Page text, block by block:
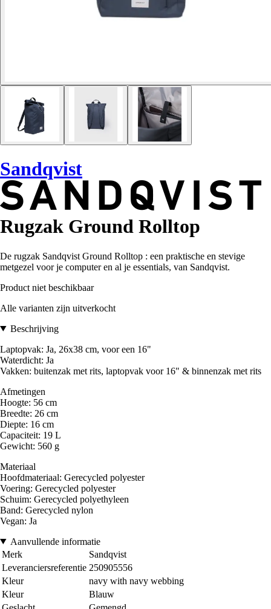
Sandqvist
Rugzak Ground Rolltop
De rugzak Sandqvist Ground Rolltop : een praktische en stevige
metgezel voor je computer en al je essentials, van Sandqvist.
Product niet beschikbaar
Alle varianten zijn uitverkocht
Beschrijving
Laptopvak: Ja, 26x38 cm, voor een 16"
Waterdicht: Ja
Vakken: buitenzak met rits, laptopvak voor 16" & binnenzak met rits
Afmetingen
Hoogte: 56 cm
Breedte: 26 cm
Diepte: 16 cm
Capaciteit: 19 L
Gewicht: 560 g
Materiaal
Hoofdmateriaal: Gerecycled polyester
Voering: Gerecycled polyester
Schuim: Gerecycled polyethyleen
Band: Gerecycled nylon
Vegan: Ja
Aanvullende informatie
Merk
Sandqvist
Leveranciersreferentie 250905556
Kleur
navy with navy webbing
Kleur
Blauw